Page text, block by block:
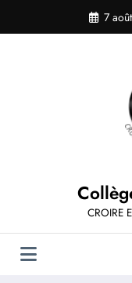
contenu
7
CROIRE